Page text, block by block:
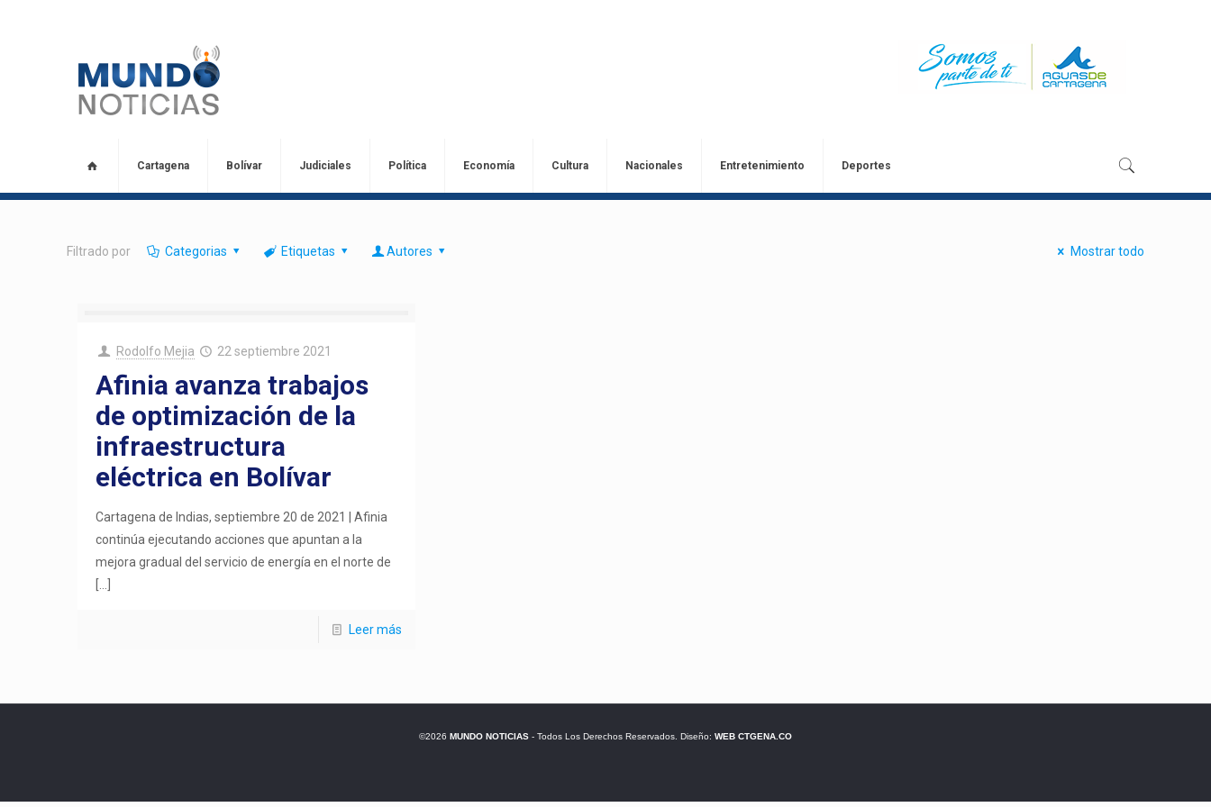
Cartagena Bolívar Judiciales Política Economía Cultura Nacionales Entretenimiento Deportes
Filtrado por Categorias Etiquetas Autores Mostrar todo
Rodolfo Mejia 22 septiembre 2021
Afinia avanza trabajos
de optimización de la
infraestructura
eléctrica en Bolívar
Cartagena de Indias, septiembre 20 de 2021 | Afinia
continúa ejecutando acciones que apuntan a la
mejora gradual del servicio de energía en el norte de
Leer más
©2026 MUNDO NOTICIAS- Todos Los Derechos Reservados. Diseño: WEB CTGENA.CO